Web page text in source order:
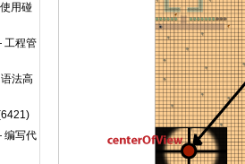
用碰
工程管
法高
编写代